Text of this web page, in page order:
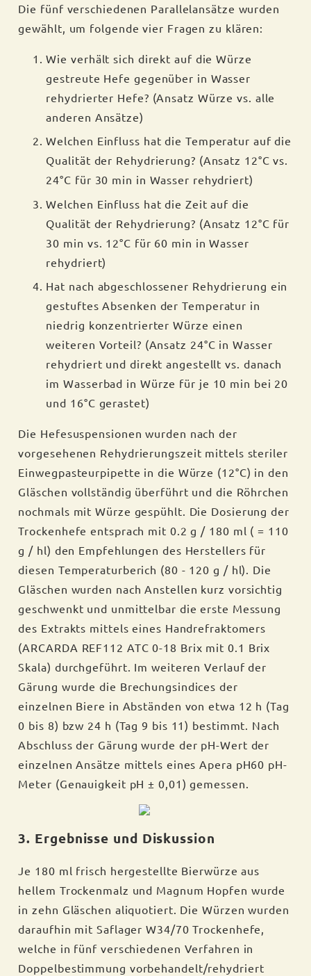
Die fünf verschiedenen Parallelansätze wurden
gewählt, um folgende vier Fragen zu klären:
Wie verhält sich direkt auf die Würze
gestreute Hefe gegenüber in Wasser
rehydrierter Hefe? (Ansatz Würze vs. alle
anderen Ansätze)
Welchen Einfluss hat die Temperatur auf die
Qualität der Rehydrierung? (Ansatz 12°C vs.
24°C für 30 min in Wasser rehydriert)
Welchen Einfluss hat die Zeit auf die
Qualität der Rehydrierung? (Ansatz 12°C für
30 min vs. 12°C für 60 min in Wasser
rehydriert)
Hat nach abgeschlossener Rehydrierung ein
gestuftes Absenken der Temperatur in
niedrig konzentrierter Würze einen
weiteren Vorteil? (Ansatz 24°C in Wasser
rehydriert und direkt angestellt vs. danach
im Wasserbad in Würze für je 10 min bei 20
und 16°C gerastet)
Die Hefesuspensionen wurden nach der
vorgesehenen Rehydrierungszeit mittels steriler
Einwegpasteurpipette in die Würze (12°C) in den
Gläschen vollständig überführt und die Röhrchen
nochmals mit Würze gespühlt. Die Dosierung der
Trockenhefe entsprach mit 0.2 g / 180 ml ( = 110
g / hl) den Empfehlungen des Herstellers für
diesen Temperaturberich (80 - 120 g / hl). Die
Gläschen wurden nach Anstellen kurz vorsichtig
geschwenkt und unmittelbar die erste Messung
des Extrakts mittels eines Handrefraktomers
(ARCARDA REF112 ATC 0-18 Brix mit 0.1 Brix
Skala) durchgeführt. Im weiteren Verlauf der
Gärung wurde die Brechungsindices der
einzelnen Biere in Abständen von etwa 12 h (Tag
0 bis 8) bzw 24 h (Tag 9 bis 11) bestimmt. Nach
Abschluss der Gärung wurde der pH-Wert der
einzelnen Ansätze mittels eines Apera pH60 pH-
Meter (Genauigkeit pH ± 0,01) gemessen.
3. Ergebnisse und Diskussion
Je 180 ml frisch hergestellte Bierwürze aus
hellem Trockenmalz und Magnum Hopfen wurde
in zehn Gläschen aliquotiert. Die Würzen wurden
daraufhin mit Saflager W34/70 Trockenhefe,
welche in fünf verschiedenen Verfahren in
Doppelbestimmung vorbehandelt/rehydriert